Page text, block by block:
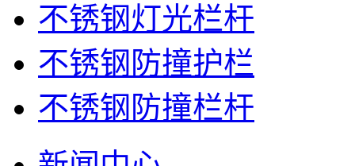
不锈钢灯光栏杆
不锈钢防撞护栏
不锈钢防撞栏杆